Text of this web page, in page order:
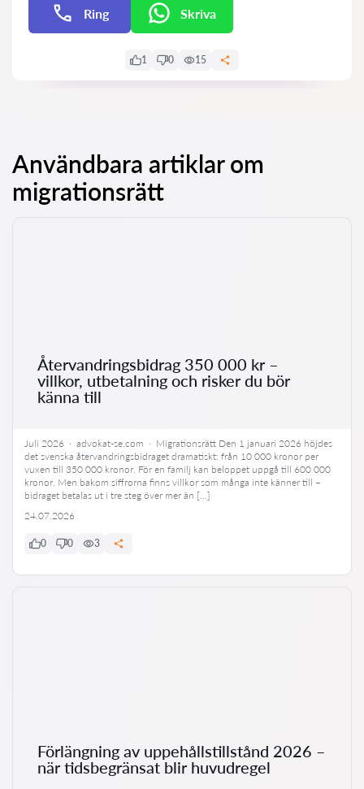
Ring Skriva
1 0 15
Användbara artiklar om
migrationsrätt
Återvandringsbidrag 350 000 kr –
villkor, utbetalning och risker du bör
känna till
Juli 2026 · advokat-se.com · Migrationsrätt Den 1 januari 2026 höjdes
det svenska återvandringsbidraget dramatiskt: från 10 000 kronor per
vuxen till 350 000 kronor. För en familj kan beloppet uppgå till 600 000
kronor. Men bakom siffrorna finns villkor som många inte känner till –
bidraget betalas ut i tre steg över mer än […]
24.07.2026
0 0 3
Förlängning av uppehållstillstånd 2026 –
när tidsbegränsat blir huvudregel